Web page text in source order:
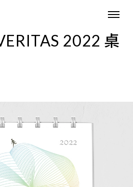
2022 桌